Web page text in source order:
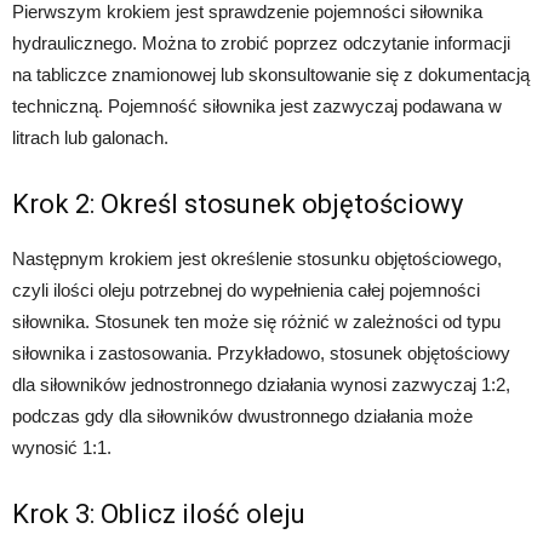
Pierwszym krokiem jest sprawdzenie pojemności siłownika
hydraulicznego. Można to zrobić poprzez odczytanie informacji
na tabliczce znamionowej lub skonsultowanie się z dokumentacją
techniczną. Pojemność siłownika jest zazwyczaj podawana w
litrach lub galonach.
Krok 2: Określ stosunek objętościowy
Następnym krokiem jest określenie stosunku objętościowego,
czyli ilości oleju potrzebnej do wypełnienia całej pojemności
siłownika. Stosunek ten może się różnić w zależności od typu
siłownika i zastosowania. Przykładowo, stosunek objętościowy
dla siłowników jednostronnego działania wynosi zazwyczaj 1:2,
podczas gdy dla siłowników dwustronnego działania może
wynosić 1:1.
Krok 3: Oblicz ilość oleju